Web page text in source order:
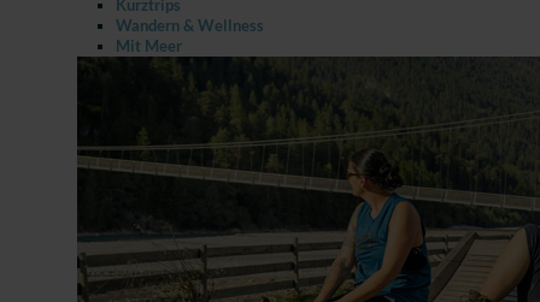
Kurztrips
Wandern & Wellness
Mit Meer